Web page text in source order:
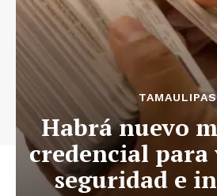
TAMAULIPAS
Habrá nuevo
credencial
seguridad e